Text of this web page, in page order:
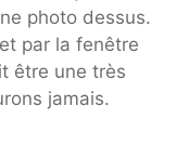
photo dessus.
par la fenêtre
être une très
jamais.